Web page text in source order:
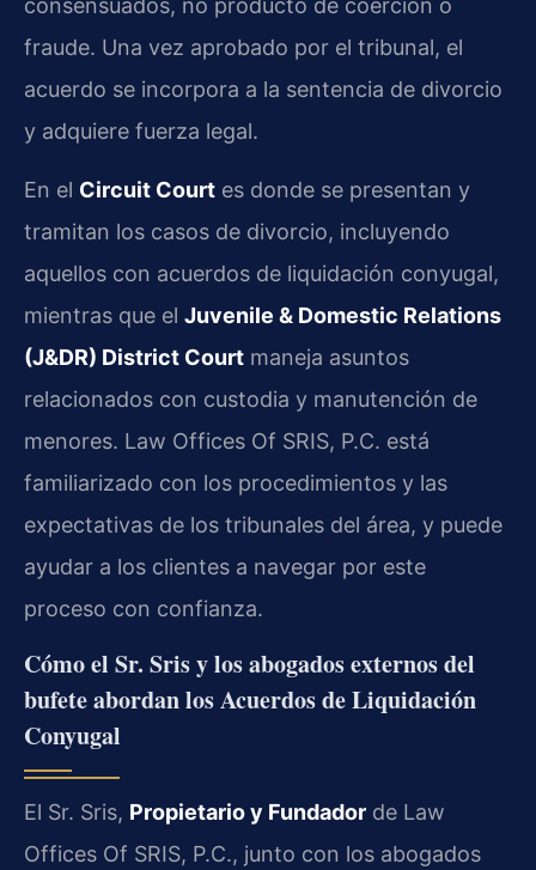
fraude. Una vez aprobado por el tribunal, el
acuerdo se incorpora a la sentencia de divorcio
y adquiere fuerza legal.
En el Circuit Court es donde se presentan y
tramitan los casos de divorcio, incluyendo
aquellos con acuerdos de liquidación conyugal,
mientras que el Juvenile & Domestic Relations
(J&DR) District Court maneja asuntos
relacionados con custodia y manutención de
menores. Law Offices Of SRIS, P.C. está
familiarizado con los procedimientos y las
expectativas de los tribunales del área, y puede
ayudar a los clientes a navegar por este
proceso con confianza.
Cómo el Sr. Sris y los abogados externos del
bufete abordan los Acuerdos de Liquidación
Conyugal
El Sr. Sris, Propietario y Fundador de Law
Offices Of SRIS, P.C., junto con los abogados